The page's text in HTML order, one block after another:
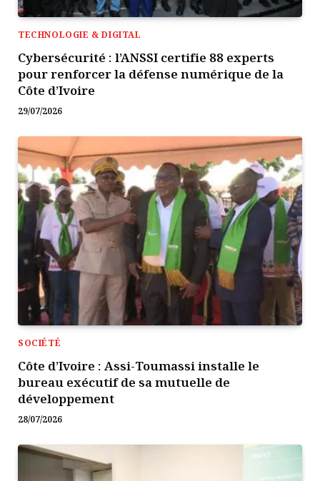
TECHNOLOGIE & DIGITAL
Cybersécurité : l’ANSSI certifie 88 experts
pour renforcer la défense numérique de la
Côte d’Ivoire
29/07/2026
SOCIÉTÉ
Côte d’Ivoire : Assi-Toumassi installe le
bureau exécutif de sa mutuelle de
développement
28/07/2026